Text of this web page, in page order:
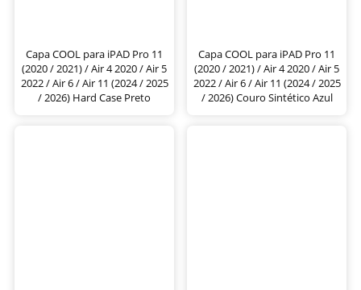
Capa COOL para iPAD Pro 11
(2020 / 2021) / Air 4 2020 / Air 5
2022 / Air 6 / Air 11 (2024 / 2025
/ 2026) Hard Case Preto
Capa COOL para iPAD Pro 11
(2020 / 2021) / Air 4 2020 / Air 5
2022 / Air 6 / Air 11 (2024 / 2025
/ 2026) Couro Sintético Azul